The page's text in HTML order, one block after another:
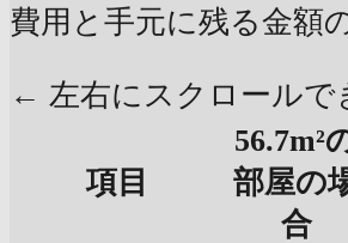
費用と手元に残る金額
← 左右にスクロール
項目
56.7m²
部屋の
合